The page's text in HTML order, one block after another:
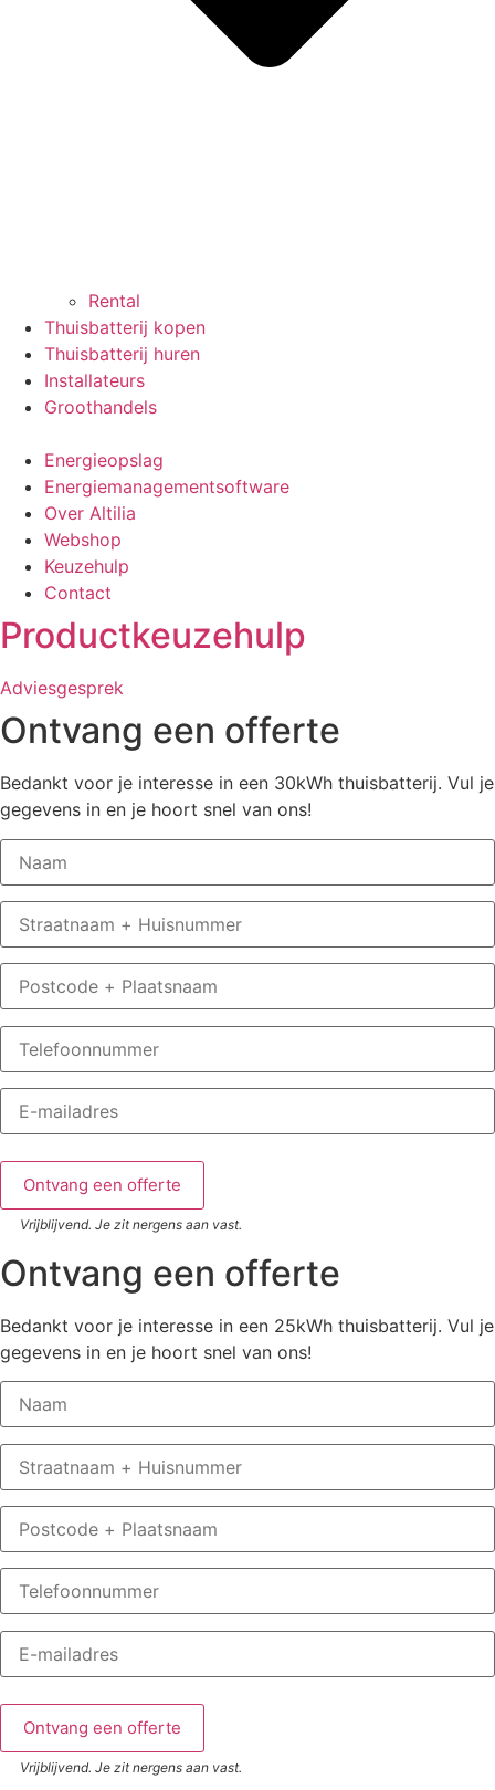
Rental
Thuisbatterij kopen
Thuisbatterij huren
Installateurs
Groothandels
Energieopslag
Energiemanagementsoftware
Over Altilia
Webshop
Keuzehulp
Contact
Productkeuzehulp
Adviesgesprek
Ontvang een offerte
Bedankt voor je interesse in een 30kWh thuisbatterij. Vul je
gegevens in en je hoort snel van ons!
Vrijblijvend. Je zit nergens aan vast.
Ontvang een offerte
Bedankt voor je interesse in een 25kWh thuisbatterij. Vul je
gegevens in en je hoort snel van ons!
Vrijblijvend. Je zit nergens aan vast.